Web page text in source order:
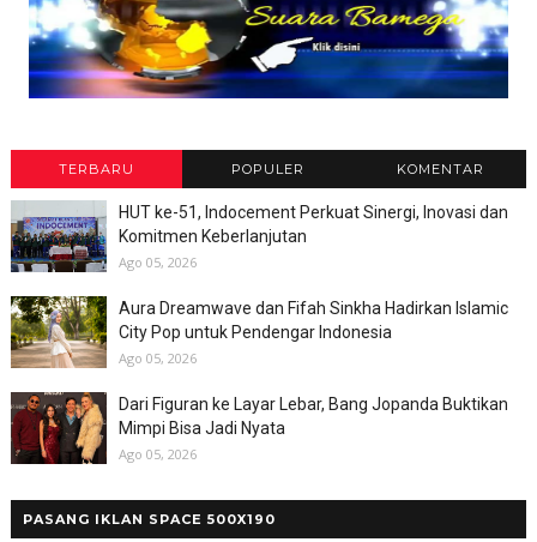
TERBARU POPULER KOMENTAR
HUT ke-51, Indocement Perkuat Sinergi, Inovasi dan
Komitmen Keberlanjutan
Ago 05, 2026
Aura Dreamwave dan Fifah Sinkha Hadirkan Islamic
City Pop untuk Pendengar Indonesia
Ago 05, 2026
Dari Figuran ke Layar Lebar, Bang Jopanda Buktikan
Mimpi Bisa Jadi Nyata
Ago 05, 2026
PASANG IKLAN SPACE 500X190